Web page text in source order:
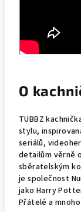
O
TUBBZ
stylu,
seriálů,
detailům věrně
sběratelským
je společnost
jako Harry
Přátelé a